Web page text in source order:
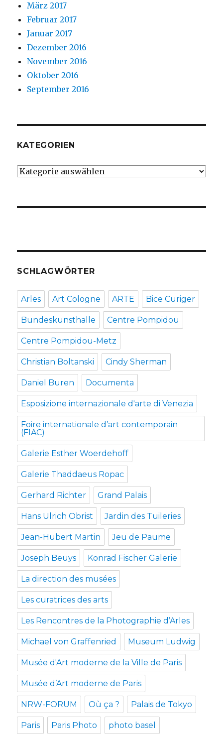
März 2017
Februar 2017
Januar 2017
Dezember 2016
November 2016
Oktober 2016
September 2016
KATEGORIEN
Kategorien
SCHLAGWÖRTER
Arles Art Cologne ARTE Bice Curiger
Bundeskunsthalle Centre Pompidou
Centre Pompidou-Metz
Christian Boltanski Cindy Sherman
Daniel Buren Documenta
Esposizione internazionale d'arte di Venezia
Foire internationale d’art contemporain
(FIAC)
Galerie Esther Woerdehoff
Galerie Thaddaeus Ropac
Gerhard Richter Grand Palais
Hans Ulrich Obrist Jardin des Tuileries
Jean-Hubert Martin Jeu de Paume
Joseph Beuys Konrad Fischer Galerie
La direction des musées
Les curatrices des arts
Les Rencontres de la Photographie d’Arles
Michael von Graffenried Museum Ludwig
Musée d'Art moderne de la Ville de Paris
Musée d’Art moderne de Paris
NRW-FORUM Où ça ? Palais de Tokyo
Paris Paris Photo photo basel